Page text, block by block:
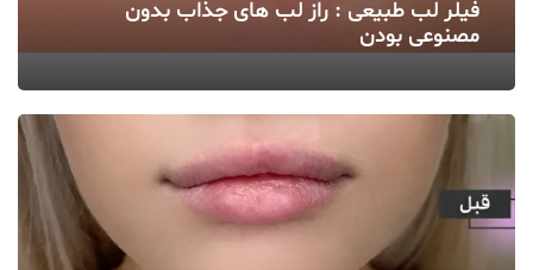
فیلر لب طبیعی : راز لب‌ های جذاب بدون
مصنوعی بودن